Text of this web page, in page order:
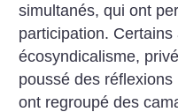
simultanés, qui ont
participation.
écosyndicalisme, privé
poussé des réflexions
ont regroupé des